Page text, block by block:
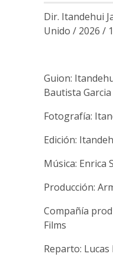
Dir. Itandehui
Unido / 2026 /
Guion:
Bautista Garcia
Fotografía:
Edición:
Música: Enrica
Producción:
Compañía
Films
Reparto: Lucas